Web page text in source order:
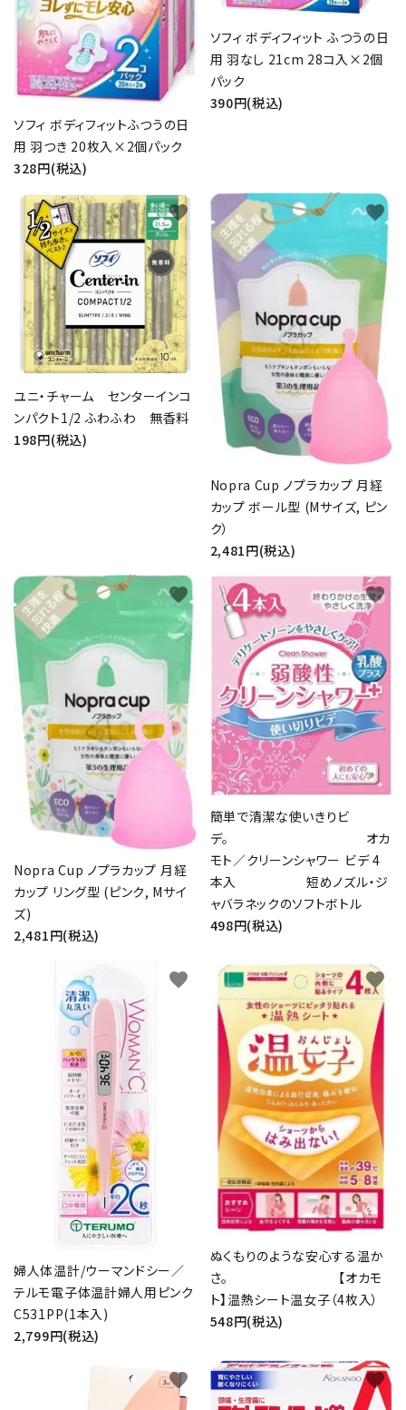
ソフィ ボディフィットふつうの日
用 羽つき 20枚入×2個パック
328円(税込)
ソフィ ボディフィット ふつうの日
用 羽なし 21cm 28コ入×2個
パック
390円(税込)
ユニ・チャーム センターインコ
ンパクト1/2 ふわふわ 無香料
198円(税込)
favorite
Nopra Cup ノプラカップ 月経
カップ ボール型 (Mサイズ, ピン
ク）
2,481円(税込)
favorite
Nopra Cup ノプラカップ 月経
カップ リング型 (ピンク, Mサイ
ズ)
2,481円(税込)
favorite
簡単で清潔な使いきりビ
デ。 オカ
モト／クリーンシャワー ビデ 4
本入 短めノズル・ジ
ャバラネックのソフトボトル
498円(税込)
favorite
婦人体温計/ウーマンドシー／
テルモ電子体温計婦人用ピンク
C531PP(1本入)
2,799円(税込)
favorite
ぬくもりのような安心する温か
さ。 【オカモ
ト】温熱シート温女子（4枚入）
548円(税込)
favorite
favorite favorite
キーワード
カテゴリー
検索する
close